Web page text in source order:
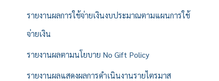
รายงานผลการใช้จ่ายเงินงบประมาณตามแผนการใช้
จ่ายเงิน
รายงานผลตามนโยบาย No Gift Policy
รายงานผลแสดงผลการดำเนินงานรายไตรมาส